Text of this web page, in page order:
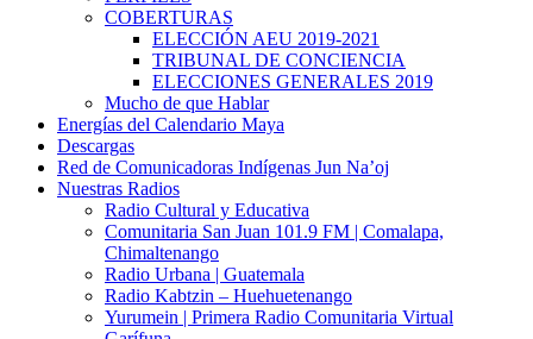
COBERTURAS
ELECCIÓN AEU 2019-2021
TRIBUNAL DE CONCIENCIA
ELECCIONES GENERALES 2019
Mucho de que Hablar
Energías del Calendario Maya
Descargas
Red de Comunicadoras Indígenas Jun Na’oj
Nuestras Radios
Radio Cultural y Educativa
Comunitaria San Juan 101.9 FM | Comalapa,
Chimaltenango
Radio Urbana | Guatemala
Radio Kabtzin – Huehuetenango
Yurumein | Primera Radio Comunitaria Virtual